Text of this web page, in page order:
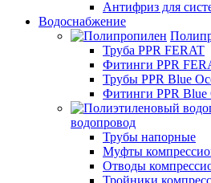
Антифриз для
Водоснабжение
Труба PPR FERAT
Фитинги PPR
Трубы PPR Blue
Фитинги PPR Blue
водопровод
Трубы напорные
Муфты
Отводы
Тройники